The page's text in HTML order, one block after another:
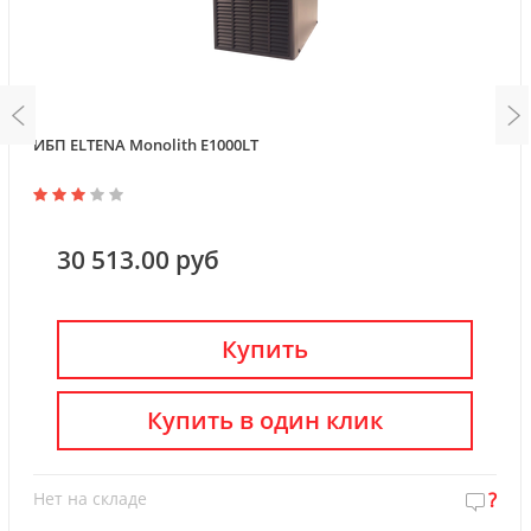
ИБП ELTENA Monolith E1000LT
30 513.00 руб
Купить
Нет на складе ?
Купить в один клик